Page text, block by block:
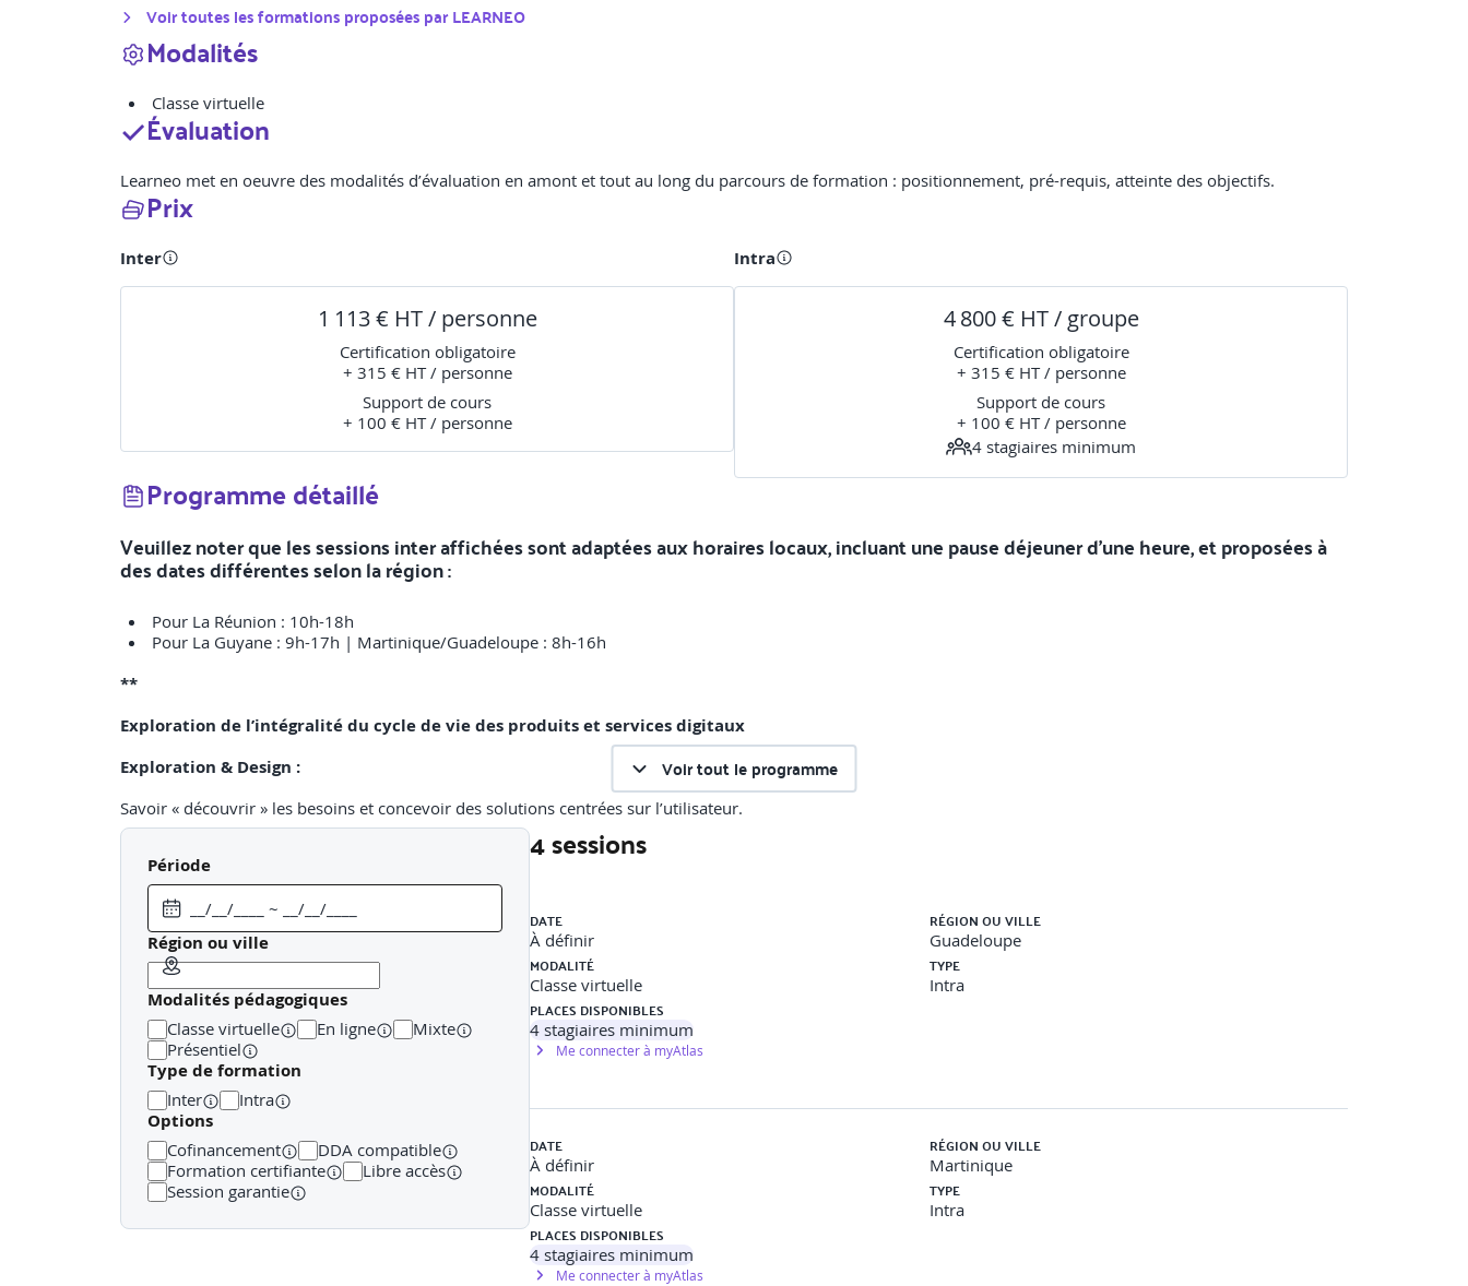
Voir toutes les formations proposées parLEARNEO
Modalités
Classe virtuelle
Évaluation
Learneo met en oeuvre des modalités d’évaluation en amont et tout au long du parcours de formation : positionnement, pré-requis, atteinte des objectifs.
Prix
Inter
1 113 € HT / personne
Certification obligatoire
+ 315 € HT / personne
Support de cours
+ 100 € HT / personne
Intra
4 800 € HT / groupe
Certification obligatoire
+ 315 € HT / personne
Support de cours
+ 100 € HT / personne
4 stagiaires minimum
Programme détaillé
Veuillez noter que les sessions inter affichées sont adaptées aux horaires locaux, incluant une pause déjeuner d'une heure, et proposées à
des dates différentes selon la région :
Pour La Réunion : 10h-18h
Pour La Guyane : 9h-17h | Martinique/Guadeloupe : 8h-16h
**
Exploration de l’intégralité du cycle de vie des produits et services digitaux
Exploration & Design :
Savoir « découvrir » les besoins et concevoir des solutions centrées sur l’utilisateur.
Stratégies pour acquérir ou bâtir les briques technologiques nécessaires.
Transition & Mise en service :
Sécuriser le passage en production sans interruption de service.
Opérations & Livraison :
Garantir que la continuité de service.
Support & Amélioration :
Accompagner l’utilisateur et entrer dans un cycle de progression continue.
Voir tout le programme
Période
Région ou ville
Modalités pédagogiques
Classe virtuelle En ligne
Mixte
Présentiel
Type de formation
Inter Intra
Options
Cofinancement
DDA compatible
Formation certifiante
Libre accès
Session garantie
4 sessions
DATE
À définir
RÉGION OU VILLE
Guadeloupe
MODALITÉ
Classe virtuelle
TYPE
Intra
PLACES DISPONIBLES
4stagiaires minimum
Me connecter à myAtlas
DATE
À définir
RÉGION OU VILLE
Martinique
MODALITÉ
Classe virtuelle
TYPE
Intra
PLACES DISPONIBLES
4stagiaires minimum
Me connecter à myAtlas